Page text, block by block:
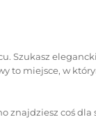
Szukasz
to miejsce, w
znajdziesz coś dla